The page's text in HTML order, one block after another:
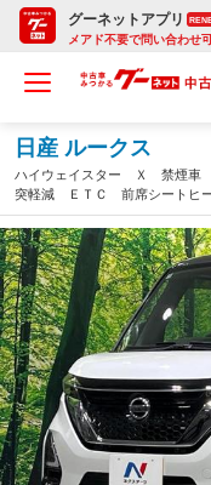
グーネットアプリ
メアド不要で問い合わせ
日産 ルークス
ハイウェイスター Ｘ 禁煙
突軽減 ＥＴＣ 前席シートヒ
グライト 純正１４インチア
トマチックハイビーム スマー